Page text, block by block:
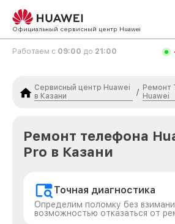
Официальный сервисный центр Huawei
Работаем с 09:00 до 21:00
Сервисный центр Huawei
в Казани
/
Ремонт
Huawei
Ремонт телефона
Pro в Казани
Точная диагностика
Определим поломку без
возможностью отказаться от